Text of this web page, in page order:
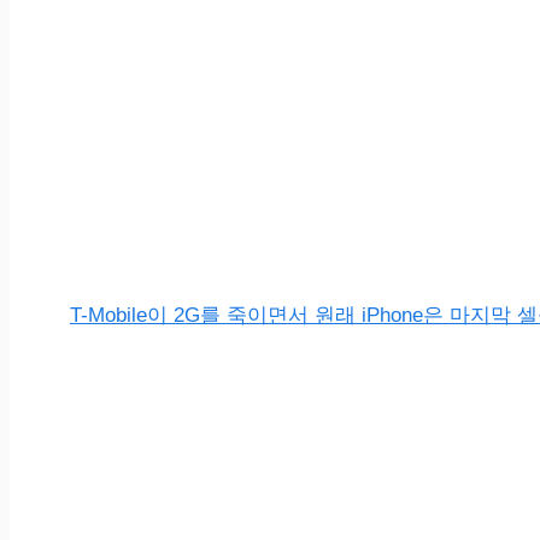
T-Mobile이 2G를 죽이면서 원래 iPhone은 마지막